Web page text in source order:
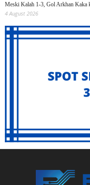
Meski Kalah 1-3, Gol Arkhan Kaka
4 August 2026